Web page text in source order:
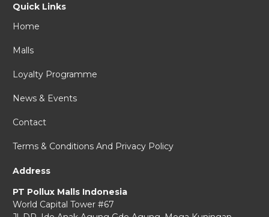
Quick Links
Home
Malls
Loyalty Programme
News & Events
Contact
Terms & Conditions And Privacy Policy
Address
PT Pollux Malls Indonesia
World Capital Tower #67